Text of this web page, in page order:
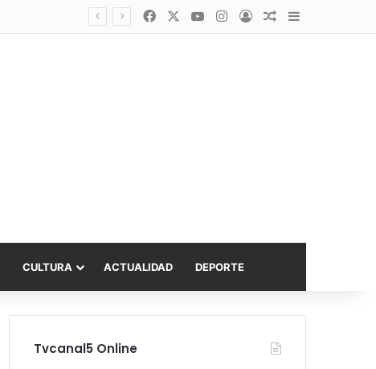
FacebookYouTubeInstagram
AccesoPublicación al
Barra lateral
CULTURA ACTUALIDAD DEPORTE
Tvcanal5 Online